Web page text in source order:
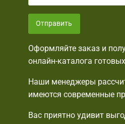
Отправить
Оформляйте заказ и
онлайн-каталога
Наши менеджеры
имеются современные
Вас приятно удивит